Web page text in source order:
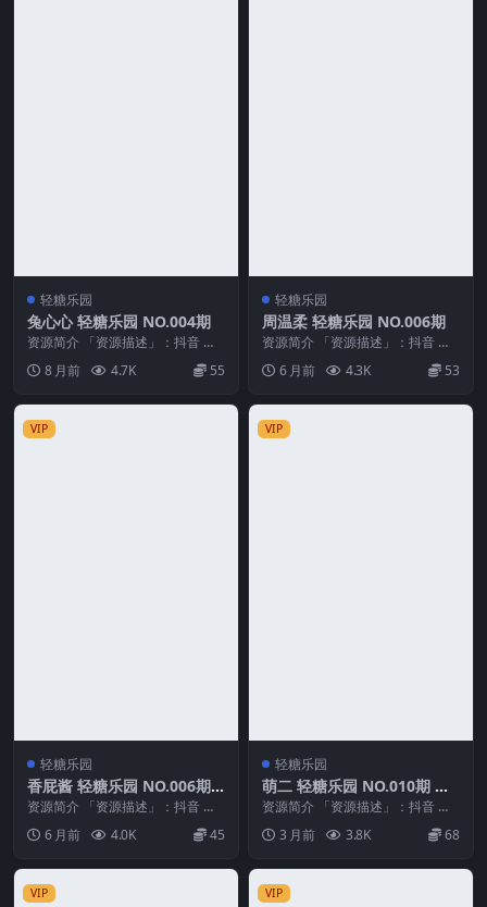
轻糖乐园
兔心心 轻糖乐园 NO.004期
资源简介 「资源描述」：抖音 兔
心心 轻糖乐园 NO.004期 【66P】
「资...8 月前 4.7K 55
轻糖乐园
周温柔 轻糖乐园 NO.006期
资源简介 「资源描述」：抖音 周
温柔 轻糖乐园 NO.006期 【28P】
「资...6 月前 4.3K 53
VIP
轻糖乐园
香屁酱 轻糖乐园 NO.006期
最新至：2026.1.20
资源简介 「资源描述」：抖音 香
屁酱 轻糖乐园 NO.006期 【45P】
最新至...
6 月前 4.0K 45
VIP
轻糖乐园
萌二 轻糖乐园 NO.010期 最
新至：2026.5.11
资源简介 「资源描述」：抖音 萌
二 轻糖乐园 NO.010期 【26P】最
新至：...
3 月前 3.8K 68
VIP VIP